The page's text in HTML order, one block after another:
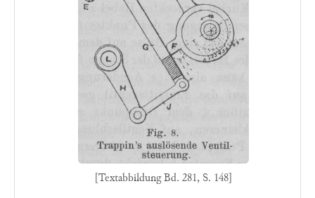
[Textabbildung Bd. 281, S. 148]